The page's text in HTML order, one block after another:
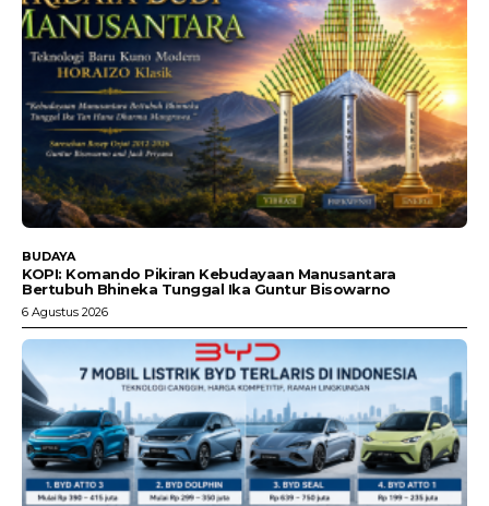
BUDAYA
KOPI: Komando Pikiran Kebudayaan Manusantara
Bertubuh Bhineka Tunggal Ika Guntur Bisowarno
6 Agustus 2026